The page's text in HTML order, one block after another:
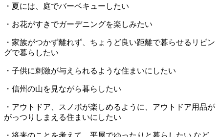
・夏には、庭でバーベキューしたい
・お花がすきでガーデニングを楽しみたい
・家族がつかず離れず、ちょうど良い距離で暮らせるリビン
グで暮らしたい
・子供に刺激が与えられるような住まいにしたい
・信州の山を見ながら暮らしたい
・アウトドア、スノボが楽しめるように、アウトドア用品が
がっつりしまえる住まいにしたい